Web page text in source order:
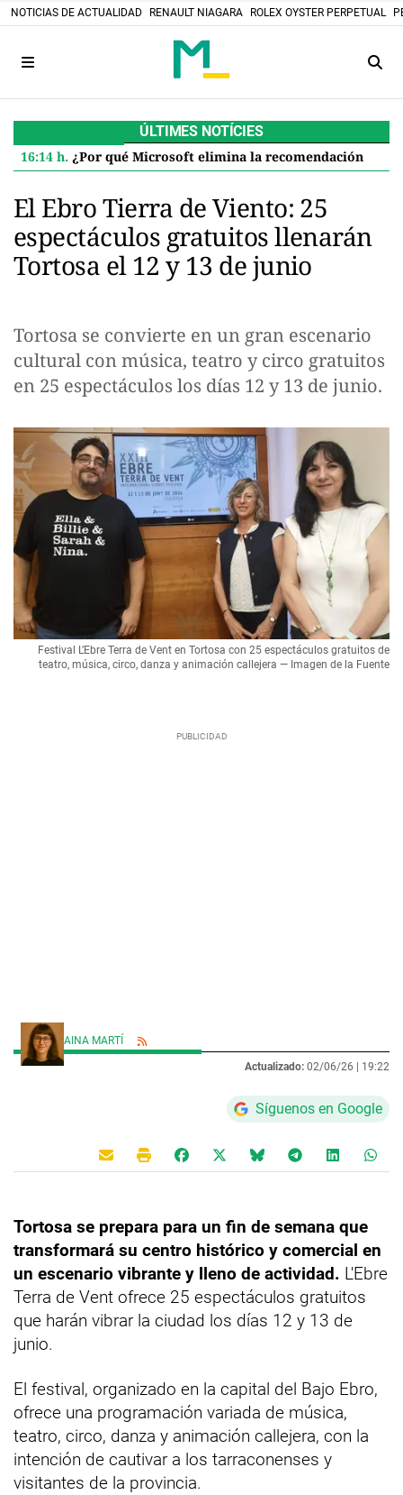
NOTICIAS DE ACTUALIDAD RENAULT NIAGARA ROLEX OYSTER PERPETUAL
ÚLTIMES NOTÍCIES
16:14 h. ¿Por qué Microsoft elimina la recomendación de 32 GB de RAM para Windows 11 y qué significa para ti
El Ebro Tierra de Viento: 25
espectáculos gratuitos llenarán
Tortosa el 12 y 13 de junio
Tortosa se convierte en un gran escenario
cultural con música, teatro y circo gratuitos
en 25 espectáculos los días 12 y 13 de junio.
Festival L’Ebre Terra de Vent en Tortosa con 25 espectáculos gratuitos de
teatro, música, circo, danza y animación callejera — Imagen de la Fuente
AINA MARTÍ
Actualizado: 02/06/26 | 19:22
Síguenos en Google
Tortosa se prepara para un fin de semana que
transformará su centro histórico y comercial en
un escenario vibrante y lleno de actividad. L'Ebre
Terra de Vent ofrece 25 espectáculos gratuitos
que harán vibrar la ciudad los días 12 y 13 de
junio.
El festival, organizado en la capital del Bajo Ebro,
ofrece una programación variada de música,
teatro, circo, danza y animación callejera, con la
intención de cautivar a los tarraconenses y
visitantes de la provincia.